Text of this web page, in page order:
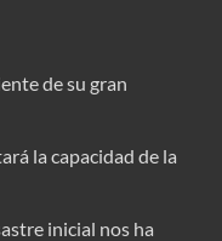
de su gran
la capacidad de la
inicial nos ha